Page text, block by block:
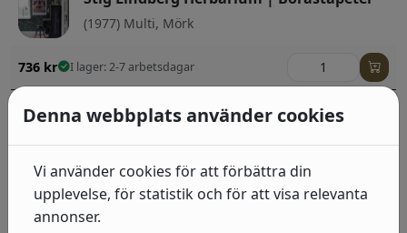
(1977) Multi, Mörk
736 kr I lager: 2-7 arbetsdagar
Stig Lindberg Grazia | Boråstapeter
749kr I lager: 2-7 arbetsdagar
Stig Lindberg Grazia | Boråstapeter
Denna webbplats använder cookies
Vi använder cookies för att förbättra din
upplevelse, för statistik och för att visa relevanta
annonser.